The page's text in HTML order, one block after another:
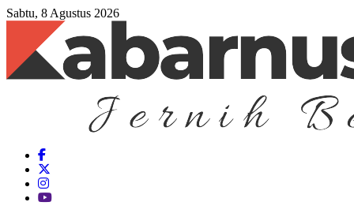
Sabtu, 8 Agustus 2026